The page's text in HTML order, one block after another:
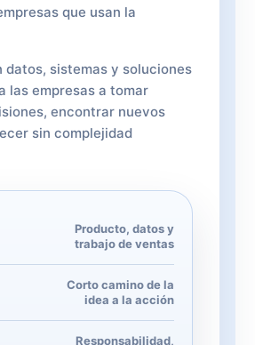
que usan la
datos, sistemas y soluciones
las empresas a tomar
encontrar nuevos
sin complejidad
Producto, datos y
trabajo de ventas
Corto camino de la
idea a la acción
Responsabilidad,